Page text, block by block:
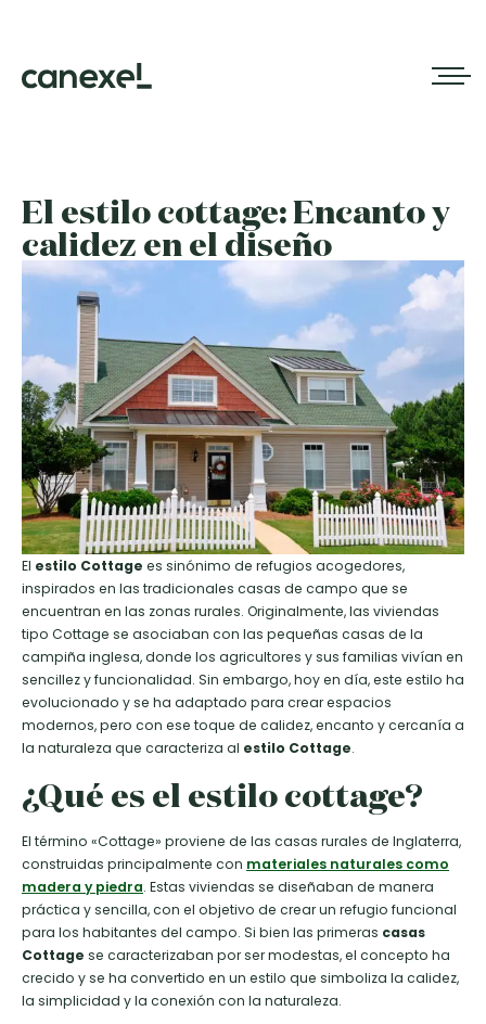
El estilo cottage: Encanto y
calidez en el diseño
El estilo Cottage es sinónimo de refugios acogedores,
inspirados en las tradicionales casas de campo que se
encuentran en las zonas rurales. Originalmente, las viviendas
tipo Cottage se asociaban con las pequeñas casas de la
campiña inglesa, donde los agricultores y sus familias vivían en
sencillez y funcionalidad. Sin embargo, hoy en día, este estilo ha
evolucionado y se ha adaptado para crear espacios
modernos, pero con ese toque de calidez, encanto y cercanía a
la naturaleza que caracteriza al estilo Cottage.
¿Qué es el estilo cottage?
El término «Cottage» proviene de las casas rurales de Inglaterra,
construidas principalmente con materiales naturales como
madera y piedra. Estas viviendas se diseñaban de manera
práctica y sencilla, con el objetivo de crear un refugio funcional
para los habitantes del campo. Si bien las primeras casas
Cottage se caracterizaban por ser modestas, el concepto ha
crecido y se ha convertido en un estilo que simboliza la calidez,
la simplicidad y la conexión con la naturaleza.